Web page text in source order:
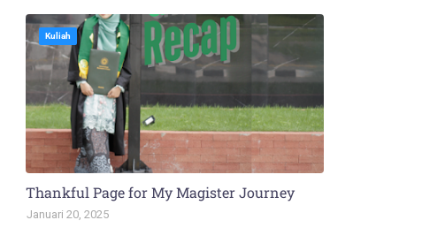
Kuliah
Thankful Page for My Magister Journey
Januari 20, 2025